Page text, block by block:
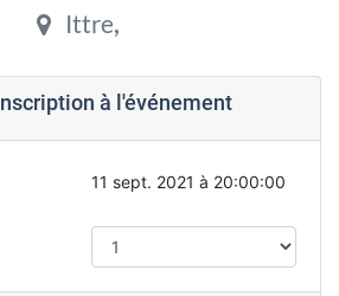
Ittre,
Inscription à l'événement
11 sept. 2021 à 20:00:00